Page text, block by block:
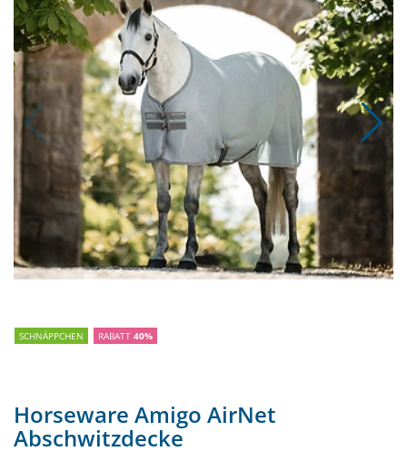
SCHNÄPPCHEN RABATT 40%
Horseware Amigo AirNet
Abschwitzdecke